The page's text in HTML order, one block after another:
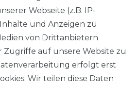
AY35VG
im Kühlbetrieb N
294 /
522
(Kühlen / Heizen
19 / 36
Webseite (z.B. IP-
Inhalte und Anzeigen zu
von Drittanbietern
Zugriffe auf unsere Website zu
erfolgt erst
Wir teilen diese Daten